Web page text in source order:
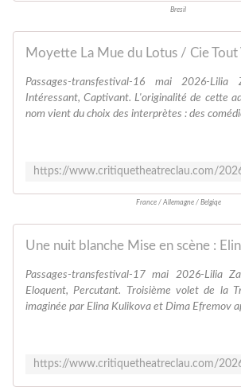
Bresil
Passages-transfestival-16 mai 2026-Lilia
Intéressant, Captivant. L'originalité de cette
nom vient du choix des interprètes : des
France / Allemagne / Belgiqe
Passages-transfestival-17 mai 2026-Lilia
Eloquent, Percutant. Troisième volet de la
imaginée par Elina Kulikova et Dima Efremov